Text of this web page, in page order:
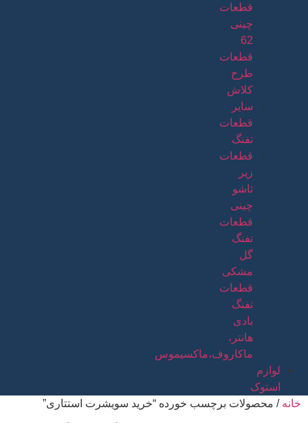
قطعات
چینی
62
قطعات
طرح
کلاش
سایر
قطعات
تفنگ
قطعات
زیر
تاشو
چینی
قطعات
تفنگ
گل
مشکی
قطعات
تفنگ
بادی
هانتر،
ماکاروف،ماکسیموس
لوازم
استوک
خانه / محصولات برچسب خورده “خرید سویشرت استتاری”